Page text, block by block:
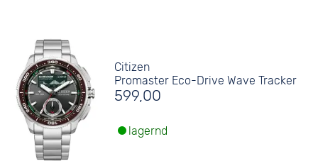
Citizen
Promaster Eco-Drive Wave Tracker
599,00
lagernd